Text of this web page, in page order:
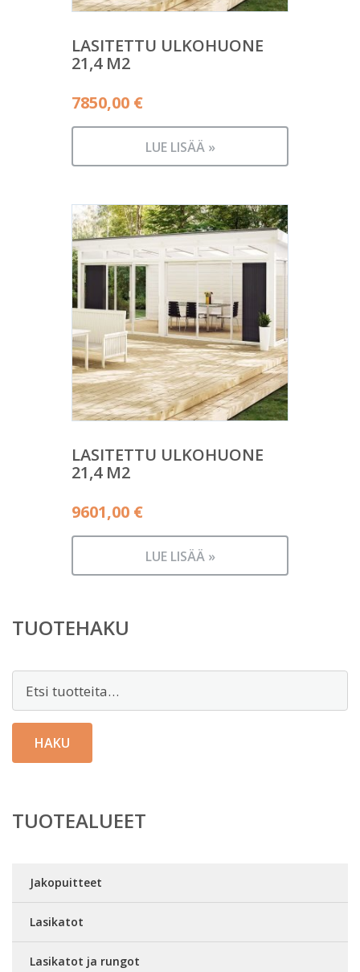
LASITETTU ULKOHUONE
21,4 M2
7850,00 €
LUE LISÄÄ »
LASITETTU ULKOHUONE
21,4 M2
9601,00 €
LUE LISÄÄ »
TUOTEHAKU
HAKU
TUOTEALUEET
Jakopuitteet
Lasikatot
Lasikatot ja rungot